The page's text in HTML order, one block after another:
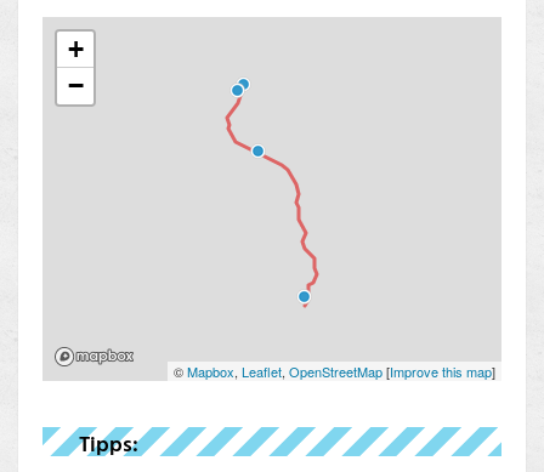
+
−
©Mapbox, Leaflet, OpenStreetMap[Improve this map]
Tipps: